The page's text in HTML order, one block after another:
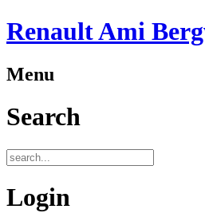
Renault Ami
Menu
Search
Login